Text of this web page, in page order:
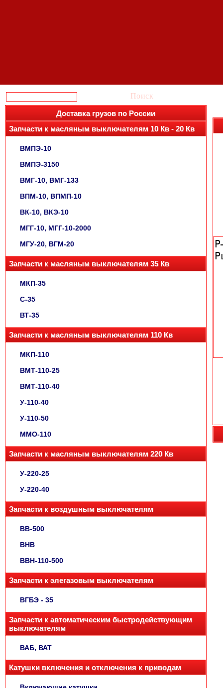
Поиск
Доставка грузов по России
Запчасти к масляным выключателям 10 Кв - 20 Кв
ВМПЭ-10
ВМПЭ-3150
ВМГ-10, ВМГ-133
ВПМ-10, ВПМП-10
ВК-10, ВКЭ-10
МГГ-10, МГГ-10-2000
МГУ-20, ВГМ-20
Запчасти к масляным выключателям 35 Кв
МКП-35
С-35
ВТ-35
Запчасти к масляным выключателям 110 Кв
МКП-110
ВМТ-110-25
ВМТ-110-40
У-110-40
У-110-50
ММО-110
Запчасти к масляным выключателям 220 Кв
У-220-25
У-220-40
Запчасти к воздушным выключателям
ВВ-500
ВНВ
ВВН-110-500
Запчасти к элегазовым выключателям
ВГБЭ - 35
Запчасти к автоматическим быстродействующим
выключателям
ВАБ, ВАТ
Катушки включения и отключения к приводам